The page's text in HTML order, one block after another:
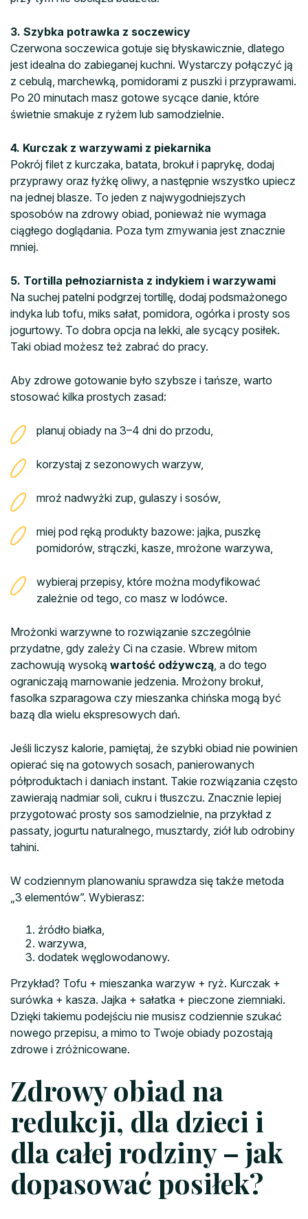
3. Szybka potrawka z soczewicy
Czerwona soczewica gotuje się błyskawicznie, dlatego
jest idealna do zabieganej kuchni. Wystarczy połączyć ją
z cebulą, marchewką, pomidorami z puszki i przyprawami.
Po 20 minutach masz gotowe sycące danie, które
świetnie smakuje z ryżem lub samodzielnie.
4. Kurczak z warzywami z piekarnika
Pokrój filet z kurczaka, batata, brokuł i paprykę, dodaj
przyprawy oraz łyżkę oliwy, a następnie wszystko upiecz
na jednej blasze. To jeden z najwygodniejszych
sposobów na zdrowy obiad, ponieważ nie wymaga
ciągłego doglądania. Poza tym zmywania jest znacznie
mniej.
5. Tortilla pełnoziarnista z indykiem i warzywami
Na suchej patelni podgrzej tortillę, dodaj podsmażonego
indyka lub tofu, miks sałat, pomidora, ogórka i prosty sos
jogurtowy. To dobra opcja na lekki, ale sycący posiłek.
Taki obiad możesz też zabrać do pracy.
Aby zdrowe gotowanie było szybsze i tańsze, warto
stosować kilka prostych zasad:
planuj obiady na 3–4 dni do przodu,
korzystaj z sezonowych warzyw,
mroź nadwyżki zup, gulaszy i sosów,
miej pod ręką produkty bazowe: jajka, puszkę
pomidorów, strączki, kasze, mrożone warzywa,
wybieraj przepisy, które można modyfikować
zależnie od tego, co masz w lodówce.
Mrożonki warzywne to rozwiązanie szczególnie
przydatne, gdy zależy Ci na czasie. Wbrew mitom
zachowują wysoką wartość odżywczą, a do tego
ograniczają marnowanie jedzenia. Mrożony brokuł,
fasolka szparagowa czy mieszanka chińska mogą być
bazą dla wielu ekspresowych dań.
Jeśli liczysz kalorie, pamiętaj, że szybki obiad nie powinien
opierać się na gotowych sosach, panierowanych
półproduktach i daniach instant. Takie rozwiązania często
zawierają nadmiar soli, cukru i tłuszczu. Znacznie lepiej
przygotować prosty sos samodzielnie, na przykład z
passaty, jogurtu naturalnego, musztardy, ziół lub odrobiny
tahini.
W codziennym planowaniu sprawdza się także metoda
„3 elementów”. Wybierasz:
źródło białka,
warzywa,
dodatek węglowodanowy.
Przykład? Tofu + mieszanka warzyw + ryż. Kurczak +
surówka + kasza. Jajka + sałatka + pieczone ziemniaki.
Dzięki takiemu podejściu nie musisz codziennie szukać
nowego przepisu, a mimo to Twoje obiady pozostają
zdrowe i zróżnicowane.
Zdrowy obiad na
redukcji, dla dzieci i
dla całej rodziny – jak
dopasować posiłek?